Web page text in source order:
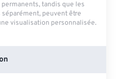
tandis que les
peuvent être
visualisation personnalisée.